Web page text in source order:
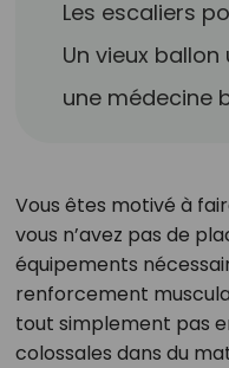
Les escaliers
Un vieux
une médecine
Vous êtes motivé à
vous n’avez pas de
équipements
renforcement
tout simplement pas
colossales dans du